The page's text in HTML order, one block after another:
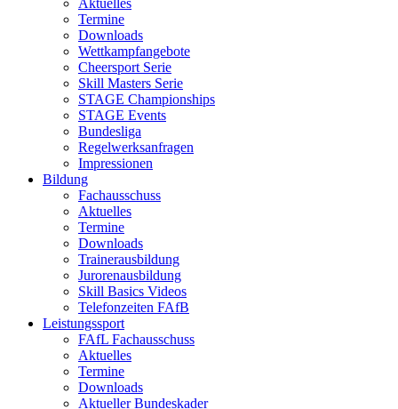
Aktuelles
Termine
Downloads
Wettkampfangebote
Cheersport Serie
Skill Masters Serie
STAGE Championships
STAGE Events
Bundesliga
Regelwerksanfragen
Impressionen
Bildung
Fachausschuss
Aktuelles
Termine
Downloads
Trainerausbildung
Jurorenausbildung
Skill Basics Videos
Telefonzeiten FAfB
Leistungssport
FAfL Fachausschuss
Aktuelles
Termine
Downloads
Aktueller Bundeskader